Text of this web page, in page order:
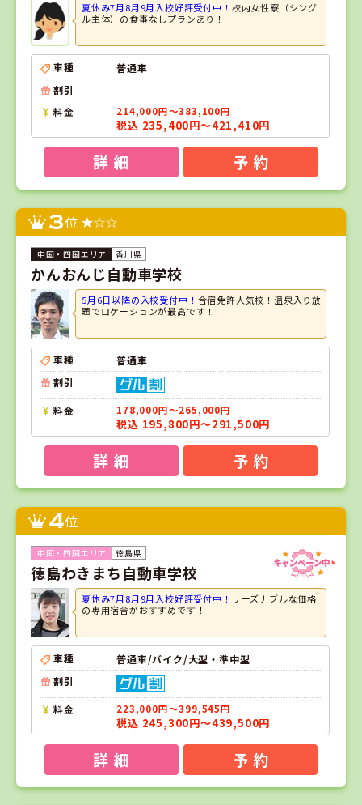
夏休み7月8月9月入校好評受付中！ 校内女性寮（シング
ル主体）の食事なしプランあり！
車種
普通車
割引
料金
214,000円～383,100円
税込 235,400円～421,410円
詳 細 予 約
3位
香川県
かんおんじ自動車学校
5月6日以降の入校受付中！ 合宿免許人気校！温泉入り放
題でロケーションが最高です！
車種
普通車
割引
料金 178,000円～265,000円
税込 195,800円～291,500円
詳 細 予 約
4位
徳島県
徳島わきまち自動車学校
夏休み7月8月9月入校好評受付中！ リーズナブルな価格
の専用宿舎がおすすめです！
車種
普通車/バイク/大型・準中型
割引
料金 223,000円～399,545円
税込 245,300円～439,500円
詳 細 予 約